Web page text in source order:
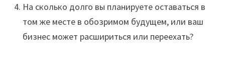
На сколько долго вы планируете оставаться в
том же месте в обозримом будущем, или ваш
бизнес может расшириться или переехать?